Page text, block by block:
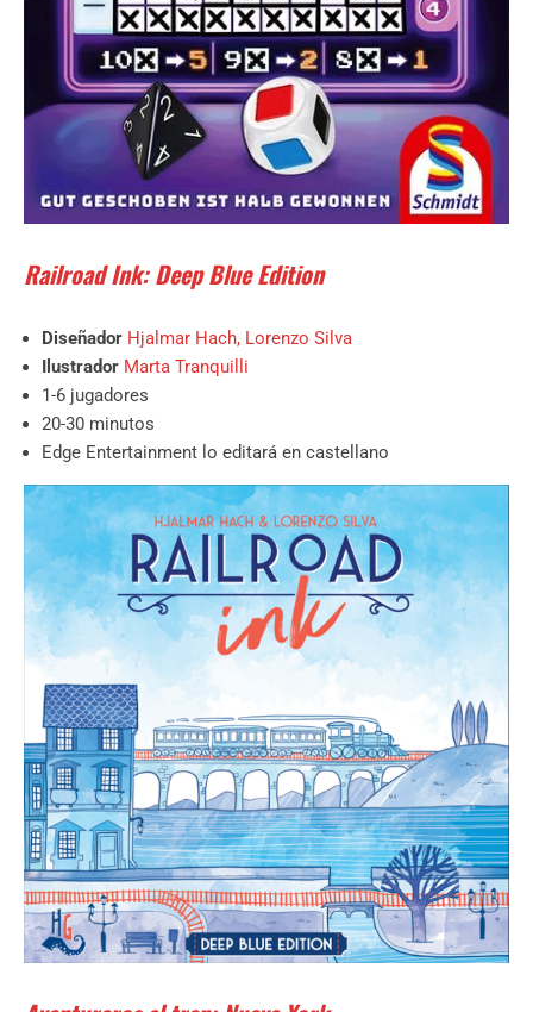
Railroad Ink: Deep Blue Edition
Diseñador Hjalmar Hach, Lorenzo Silva
Ilustrador Marta Tranquilli
1-6 jugadores
20-30 minutos
Edge Entertainment lo editará en castellano